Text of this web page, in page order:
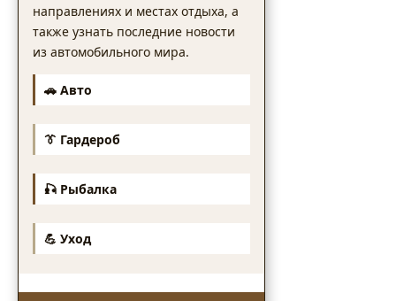
направлениях и местах отдыха, а
также узнать последние новости
из автомобильного мира.
🚗 Авто
👔 Гардероб
🎣 Рыбалка
💪 Уход